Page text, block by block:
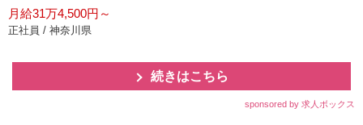
月給31万4,500円～
正社員 / 神奈川県
続きはこちら
sponsored by 求人ボックス